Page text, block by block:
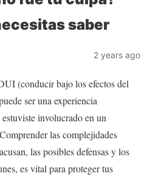
saber
2 years ago
(conducir bajo los efectos del
ser una experiencia
involucrado en un
las complejidades
las posibles defensas y los
es vital para proteger tus